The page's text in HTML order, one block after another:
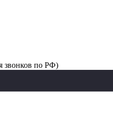
звонков по РФ)